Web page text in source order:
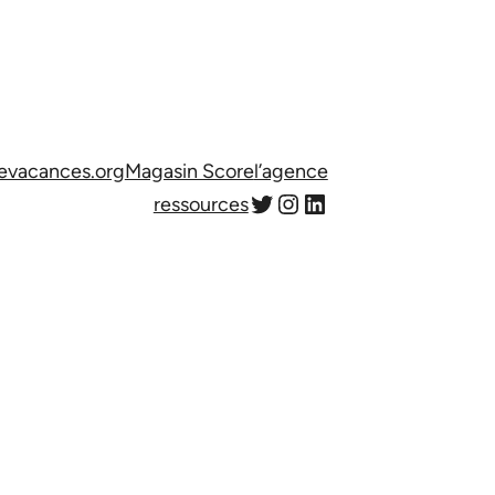
Magasin Scorel’agence
ressourcesTwitter
Instagram
LinkedIn